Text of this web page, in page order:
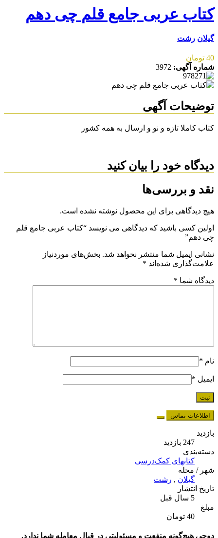
کتاب عربی جامع قلم چی دهم
گیلان رشت
40 تومان
شماره آگهی: 3972
توضیحات آگهی
کتاب کاملا تازه و نو و ارسال به همه کشور
دیدگاه خود را بیان کنید
نقد و بررسی‌ها
هیچ دیدگاهی برای این محصول نوشته نشده است.
اولین کسی باشید که دیدگاهی می نویسد “کتاب عربی جامع قلم
چی دهم”
نشانی ایمیل شما منتشر نخواهد شد.بخش‌های موردنیاز
علامت‌گذاری شده‌اند *
دیدگاه شما *
نام *
ایمیل *
اطلاعات تماس
بازدید
247 بازدید
دسته‌بندی
کتابهای کمک‌درسی
شهر / محله
گیلان, رشت
تاریخ انتشار
5 سال قبل
مبلغ
40 تومان
دوچی هیچ‌گونه منفعت و مسئولیتی در قبال معامله شما ندارد.